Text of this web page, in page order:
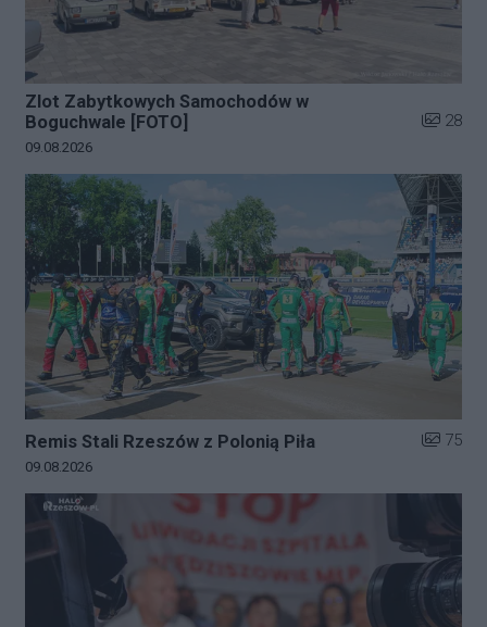
Zlot Zabytkowych Samochodów w
Boguchwale [FOTO]
Liczba
28
Data dodania galerii:
09.08.2026
Remis Stali Rzeszów z Polonią Piła Liczba
75
Data dodania galerii:
09.08.2026